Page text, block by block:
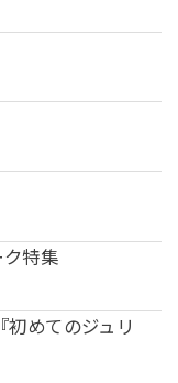
ク特集
初めてのジュリ